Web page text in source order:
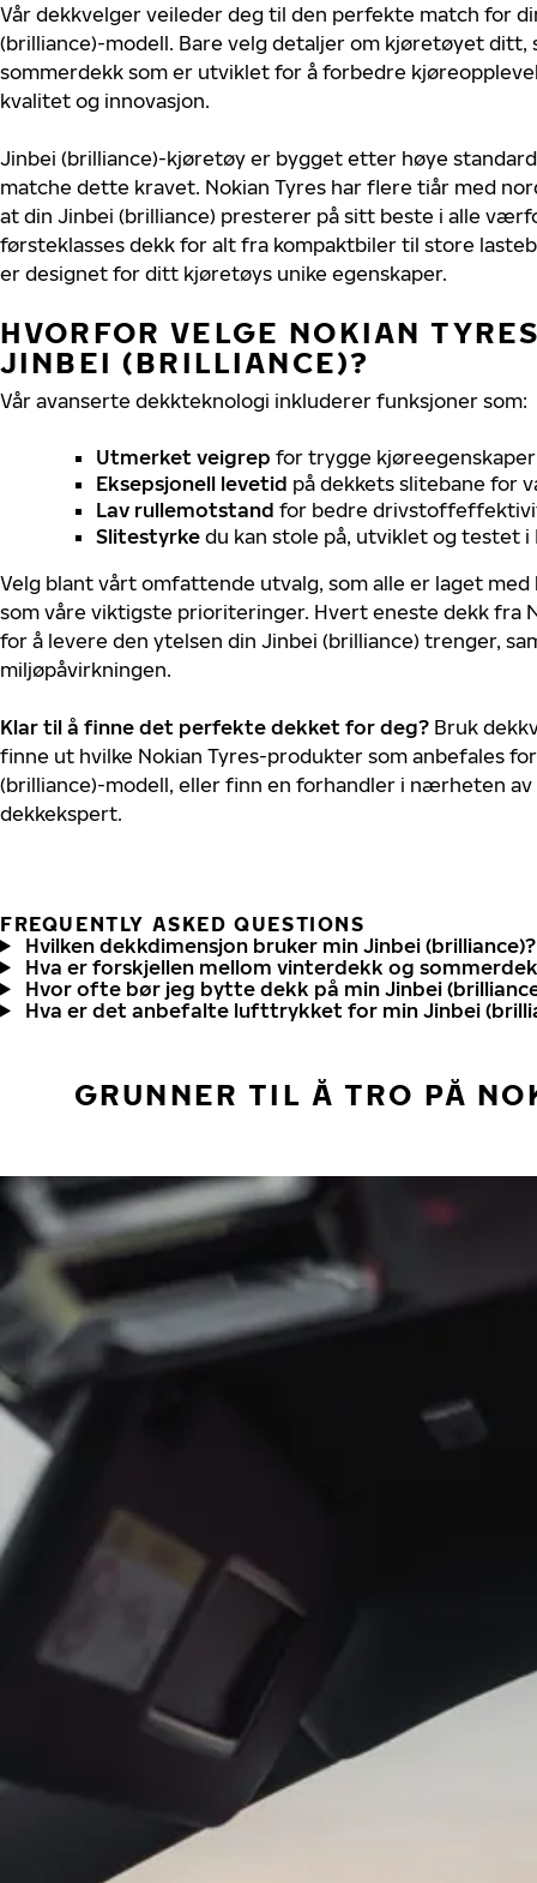
Vår dekkvelger veileder deg til den perfekte match for
(brilliance)-modell. Bare velg detaljer om kjøretøyet ditt,
sommerdekk som er utviklet for å forbedre
kvalitet og innovasjon.
Jinbei (brilliance)-kjøretøy er bygget etter høye
matche dette kravet. Nokian Tyres har flere tiår med
at din Jinbei (brilliance) presterer på sitt beste i alle
førsteklasses dekk for alt fra kompaktbiler til store
er designet for ditt kjøretøys unike egenskaper.
HVORFOR VELGE NOKIAN
JINBEI (BRILLIANCE)?
Vår avanserte dekkteknologi inkluderer funksjoner som:
Utmerket veigrep for trygge
Eksepsjonell levetid på dekkets slitebane for
Lav rullemotstand for bedre
Slitestyrke du kan stole på, utviklet og testet i
Velg blant vårt omfattende utvalg, som alle er laget
som våre viktigste prioriteringer. Hvert eneste dekk fra
for å levere den ytelsen din Jinbei (brilliance) trenger,
miljøpåvirkningen.
Klar til å finne det perfekte dekket for deg? Bruk
finne ut hvilke Nokian Tyres-produkter som anbefales
(brilliance)-modell, eller finn en forhandler i nærheten av
dekkekspert.
FREQUENTLY ASKED QUESTIONS
Hvilken dekkdimensjon bruker min Jinbei (brilliance)?
Hva er forskjellen mellom vinterdekk og
Hvor ofte bør jeg bytte dekk på min Jinbei
Hva er det anbefalte lufttrykket for min Jinbei
GRUNNER TIL Å TRO PÅ